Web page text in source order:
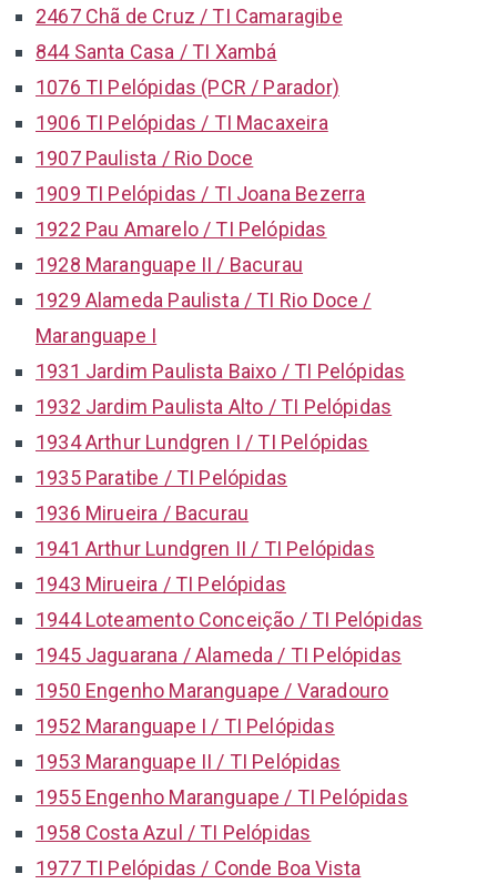
2467 Chã de Cruz / TI Camaragibe
844 Santa Casa / TI Xambá
1076 TI Pelópidas (PCR / Parador)
1906 TI Pelópidas / TI Macaxeira
1907 Paulista / Rio Doce
1909 TI Pelópidas / TI Joana Bezerra
1922 Pau Amarelo / TI Pelópidas
1928 Maranguape II / Bacurau
1929 Alameda Paulista / TI Rio Doce /
Maranguape I
1931 Jardim Paulista Baixo / TI Pelópidas
1932 Jardim Paulista Alto / TI Pelópidas
1934 Arthur Lundgren I / TI Pelópidas
1935 Paratibe / TI Pelópidas
1936 Mirueira / Bacurau
1941 Arthur Lundgren II / TI Pelópidas
1943 Mirueira / TI Pelópidas
1944 Loteamento Conceição / TI Pelópidas
1945 Jaguarana / Alameda / TI Pelópidas
1950 Engenho Maranguape / Varadouro
1952 Maranguape I / TI Pelópidas
1953 Maranguape II / TI Pelópidas
1955 Engenho Maranguape / TI Pelópidas
1958 Costa Azul / TI Pelópidas
1977 TI Pelópidas / Conde Boa Vista